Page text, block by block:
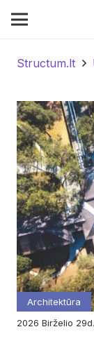
Structum.lt
Architektūra
2026
birželio 29d.